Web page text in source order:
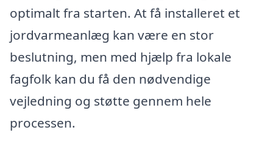
optimalt fra starten. At få installeret et
jordvarmeanlæg kan være en stor
beslutning, men med hjælp fra lokale
fagfolk kan du få den nødvendige
vejledning og støtte gennem hele
processen.